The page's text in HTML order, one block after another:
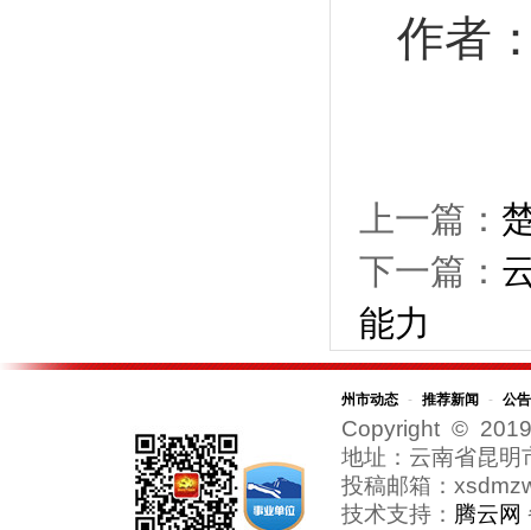
作者
上一篇：
下一篇：
能力
州市动态 - 推荐新闻 - 公
Copyright ©
地址：云南省昆
投稿邮箱：
技术支持： 腾云网